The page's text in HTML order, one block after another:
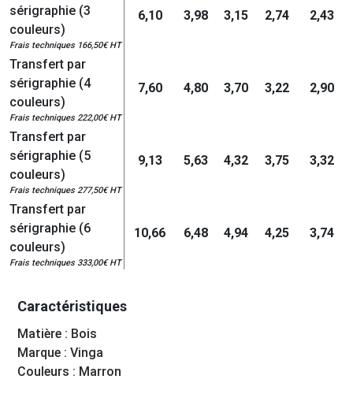
sérigraphie (3
couleurs)
Frais techniques 166,50€ HT
6,10 3,98 3,15 2,74 2,43
Transfert par
sérigraphie (4
couleurs)
Frais techniques 222,00€ HT
7,60 4,80 3,70 3,22 2,90
Transfert par
sérigraphie (5
couleurs)
Frais techniques 277,50€ HT
9,13 5,63 4,32 3,75 3,32
Transfert par
sérigraphie (6
couleurs)
Frais techniques 333,00€ HT
10,66 6,48 4,94 4,25 3,74
Caractéristiques
Matière : Bois
Marque : Vinga
Couleurs : Marron